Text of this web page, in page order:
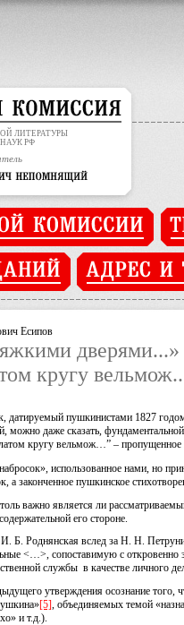
ЛИТЕРАТУРЫ
РФ
Есипов
дверями...»
кругу
датируемый пушкинистами 1827
можно даже сказать,
кругу вельмож…” – пропущенное
использованное нами, но
а законченное пушкинское
важно является ли
его стороне.
Б. Роднянская вслед за Н. Н.
<…>, сопоставимую с
службы в качестве личного
утверждения осознание того,
[5], объединяемых темой
и т.д.).